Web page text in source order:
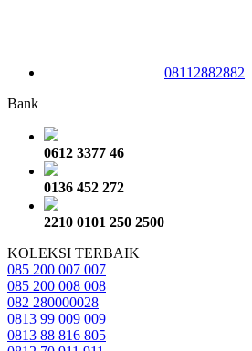
08112882882
Bank
0612 3377 46
0136 452 272
2210 0101 250 2500
KOLEKSI TERBAIK
085 200 007 007
085 200 008 008
082 280000028
0813 99 009 009
0813 88 816 805